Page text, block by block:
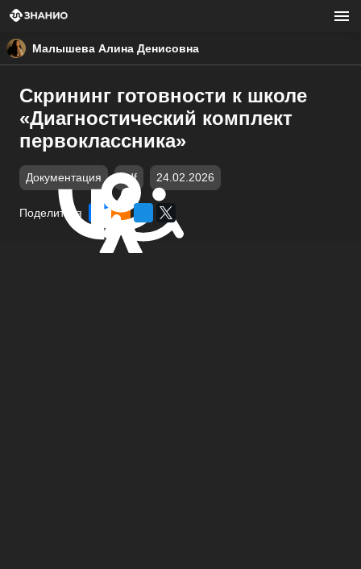
Малышева Алина Денисовна
Скрининг готовности к школе
«Диагностический комплект
первоклассника»
Документация pdf 24.02.2026
Поделиться